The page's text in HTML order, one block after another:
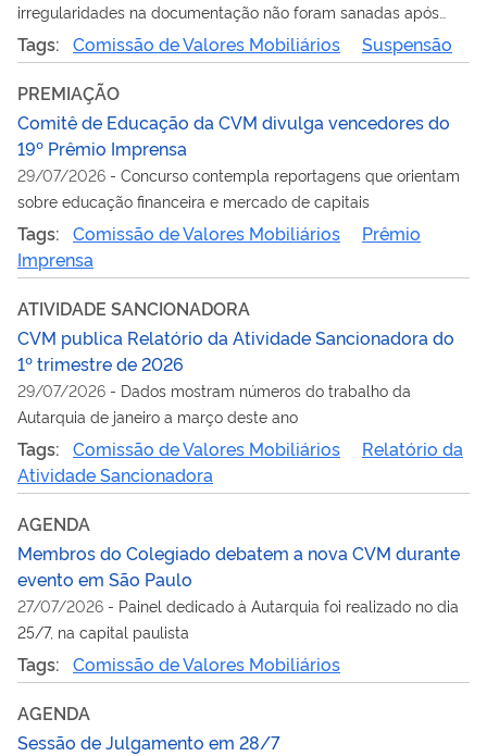
irregularidades na documentação não foram sanadas após
modificação da oferta
Tags: Comissão de Valores Mobiliários Suspensão
PREMIAÇÃO
Comitê de Educação da CVM divulga vencedores do
19º Prêmio Imprensa
29/07/2026 - Concurso contempla reportagens que orientam
sobre educação financeira e mercado de capitais
Tags: Comissão de Valores Mobiliários
Prêmio
Imprensa
ATIVIDADE SANCIONADORA
CVM publica Relatório da Atividade Sancionadora do
1º trimestre de 2026
29/07/2026 - Dados mostram números do trabalho da
Autarquia de janeiro a março deste ano
Tags: Comissão de Valores Mobiliários
Relatório da
Atividade Sancionadora
AGENDA
Membros do Colegiado debatem a nova CVM durante
evento em São Paulo
27/07/2026 - Painel dedicado à Autarquia foi realizado no dia
25/7, na capital paulista
Tags: Comissão de Valores Mobiliários
AGENDA
Sessão de Julgamento em 28/7